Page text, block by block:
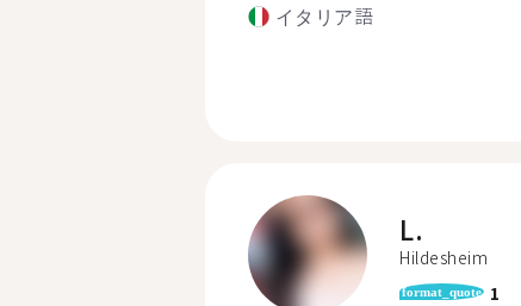
イタリア語
L.
Hildesheim
format_quote 1